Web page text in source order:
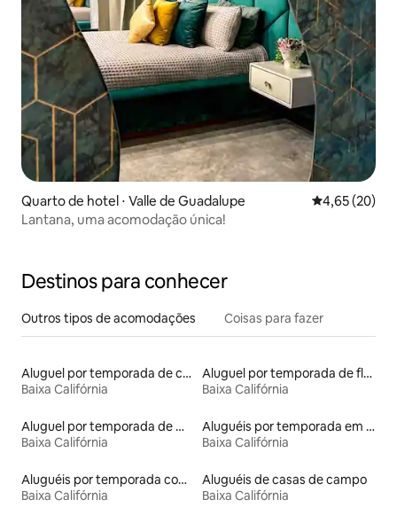
Quarto de hotel ⋅ Valle de Guadalupe 4,65 de uma
4,65 (20)
Lantana, uma acomodação única!
Destinos para conhecer
Outros tipos de acomodações Coisas para fazer
Aluguel por temporada de casas de veraneio
Baixa Califórnia
Aluguel por temporada de flats
Baixa Califórnia
Aluguel por temporada de microcasas
Baixa Califórnia
Aluguéis por temporada em resorts
Baixa Califórnia
Aluguéis por temporada com banheira de hidromassagem
Baixa Califórnia
Aluguéis de casas de campo
Baixa Califórnia